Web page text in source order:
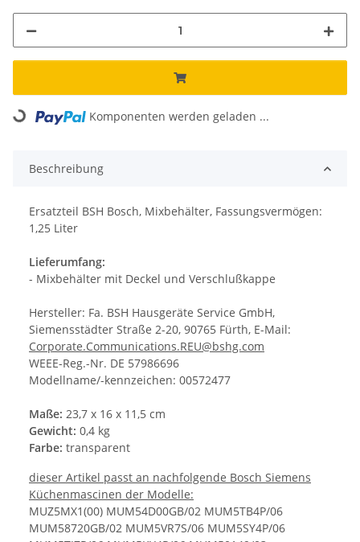
Loading... Komponenten werden geladen ...
Beschreibung
Ersatzteil BSH Bosch, Mixbehälter, Fassungsvermögen:
1,25 Liter
Lieferumfang:
- Mixbehälter mit Deckel und Verschlußkappe
Hersteller: Fa. BSH Hausgeräte Service GmbH,
Siemensstädter Straße 2-20, 90765 Fürth, E-Mail:
Corporate.Communications.REU@bshg.com
WEEE-Reg.-Nr. DE 57986696
Modellname/-kennzeichen: 00572477
Maße: 23,7 x 16 x 11,5 cm
Gewicht: 0,4 kg
Farbe: transparent
dieser Artikel passt an nachfolgende Bosch Siemens
Küchenmascinen der Modelle:
MUZ5MX1(00) MUM54D00GB/02 MUM5TB4P/06
MUM58720GB/02 MUM5VR7S/06 MUM5SY4P/06